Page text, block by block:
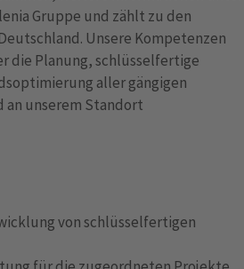
Gruppe und zählt zu den
Unsere Kompetenzen
die Planung, schlüsselfertige
aller gängigen
an unserem Standort
von schlüsselfertigen